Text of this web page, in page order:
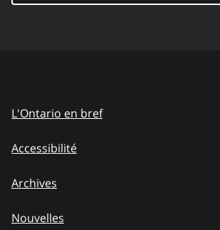
L'Ontario en bref
Accessibilité
Archives
Nouvelles